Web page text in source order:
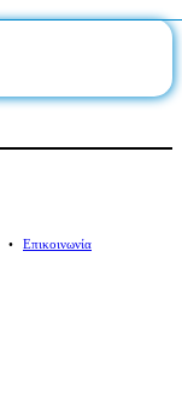
⠀•⠀ Επικοινωνία